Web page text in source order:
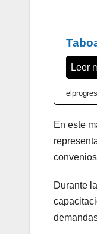
Leer
En este
Durante